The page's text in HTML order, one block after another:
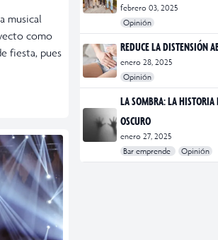
musical
como
fiesta, pues
febrero 03, 2025
Opinión
#Bar Emprende
#Opinión
#Principal
REDUCE LA DISTENSIÓN
enero 28, 2025
Opinión
#bienestar
#Opinión
#Principal
#Salud
LA SOMBRA: LA HISTORIA
OSCURO
enero 27, 2025
Bar emprende
Opinión
#Bar Emprende
#CDMX
#marketing